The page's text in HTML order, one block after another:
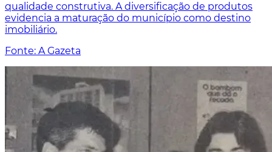
qualidade construtiva. A diversificação de produtos
evidencia a maturação do município como destino
imobiliário.
Fonte: A Gazeta